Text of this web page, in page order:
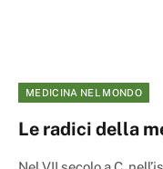
MEDICINA NEL MONDO
Le radici della